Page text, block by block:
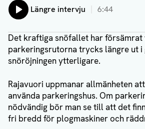
Lyssna på:
Längre intervju 6:44
Det kraftiga snöfallet har försämrat
parkeringsrutorna trycks längre ut i
snöröjningen ytterligare.
Rajavuori uppmanar allmänheten
använda parkeringshus. Om
nödvändig bör man se till att det
fri bredd för plogmaskiner och